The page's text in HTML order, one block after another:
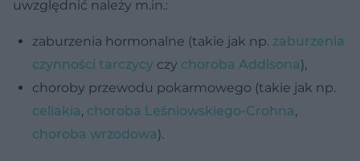
uwzględnić należy m.in.:
zaburzenia hormonalne (takie jak np. zaburzenia
czynności tarczycy czy choroba Addisona),
choroby przewodu pokarmowego (takie jak np.
celiakia, choroba Leśniowskiego-Crohna,
choroba wrzodowa).